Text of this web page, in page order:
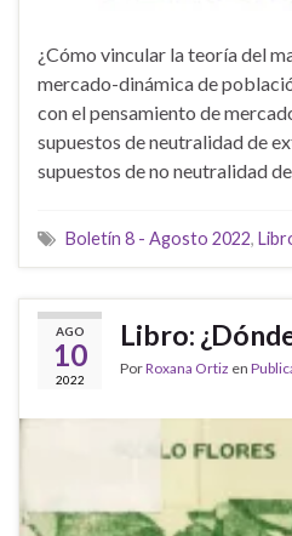
¿Cómo vincular la teoría del
mercado-dinámica de
con el pensamiento de
supuestos de neutralidad de
supuestos de no neutralidad
Boletín 8 - Agosto 2022,
AGO
10
2022
Libro:
PorRoxana Ortiz en